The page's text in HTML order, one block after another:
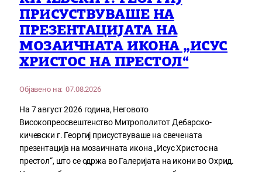
ПРИСУСТВУВАШЕ НА
ПРЕЗЕНТАЦИЈАТА НА
МОЗАИЧНАТА ИКОНА „ИСУС
ХРИСТОС НА ПРЕСТОЛ“
Објавено на: 07.08.2026
На 7 август 2026 година, Неговото
Високопреосвештенство Митрополитот Дебарско-
кичевски г. Георгиј присуствуваше на свечената
презентација на мозаичната икона „Исус Христос на
престол“, што се одржа во Галеријата на икони во Охрид.